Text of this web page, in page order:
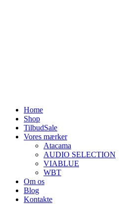
Home
Shop
TilbudSale
Vores mærker
Atacama
AUDIO SELECTION
VIABLUE
WBT
Om os
Blog
Kontakte